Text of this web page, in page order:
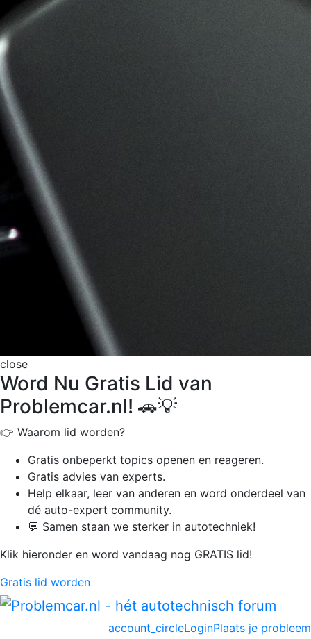
close
Word Nu Gratis Lid van
Problemcar.nl! 🚗💡
👉 Waarom lid worden?
Gratis onbeperkt topics openen en reageren.
Gratis advies van experts.
Help elkaar, leer van anderen en word onderdeel van
dé auto-expert community.
💬 Samen staan we sterker in autotechniek!
Klik hieronder en word vandaag nog GRATIS lid!
Gratis lid worden
Plaats je probleem
account_circleLogin